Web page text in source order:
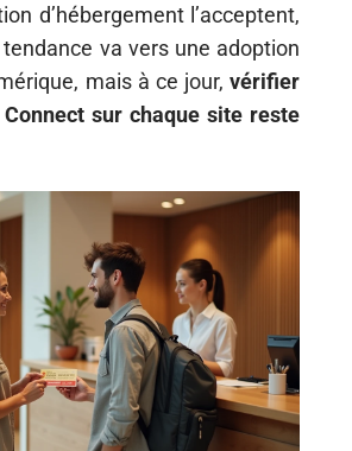
d’hébergement l’acceptent,
tendance va vers une adoption
mais à ce jour, vérifier
Connect sur chaque site reste